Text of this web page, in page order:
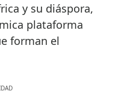
y su diáspora,
plataforma
forman el